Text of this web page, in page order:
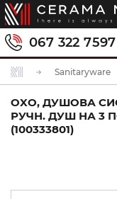
067 322 7597
Sanitaryware
OXO, ДУШОВА
РУЧН. ДУШ НА 3
(100333801)